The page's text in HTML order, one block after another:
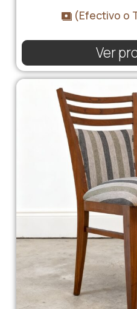
(Efectivo o
Ver